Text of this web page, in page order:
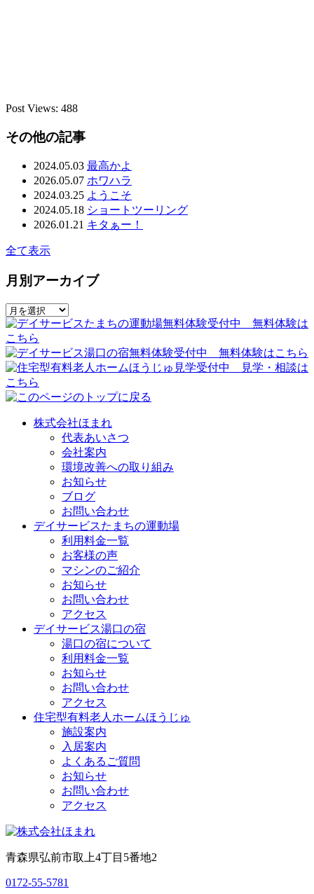
Post Views: 488
その他の記事
2024.05.03 最高かよ
2026.05.07 ホワハラ
2024.03.25 ようこそ
2024.05.18 ショートツーリング
2026.01.21 キタぁー！
全て表示
月別アーカイブ
株式会社ほまれ
代表あいさつ
会社案内
環境改善への取り組み
お知らせ
ブログ
お問い合わせ
デイサービスたまちの運動場
利用料金一覧
お客様の声
マシンのご紹介
お知らせ
お問い合わせ
アクセス
デイサービス湯口の宿
湯口の宿について
利用料金一覧
お知らせ
お問い合わせ
アクセス
住宅型有料老人ホームほうじゅ
施設案内
入居案内
よくあるご質問
お知らせ
お問い合わせ
アクセス
青森県弘前市取上4丁目5番地2
0172-55-5781